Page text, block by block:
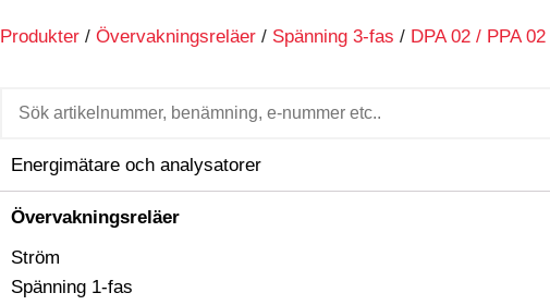
Produkter / Övervakningsreläer / Spänning 3-fas / DPA 02 / PPA 02
Energimätare och analysatorer
Övervakningsreläer
Ström
Spänning 1-fas